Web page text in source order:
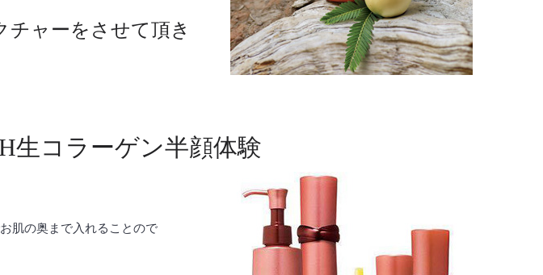
ャーをさせて頂き
生コラーゲン半顔体験
肌の奥まで入れることので